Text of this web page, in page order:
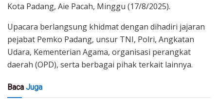
Kota Padang, Aie Pacah, Minggu (17/8/2025).
Upacara berlangsung khidmat dengan dihadiri jajaran
pejabat Pemko Padang, unsur TNI, Polri, Angkatan
Udara, Kementerian Agama, organisasi perangkat
daerah (OPD), serta berbagai pihak terkait lainnya.
Baca Juga